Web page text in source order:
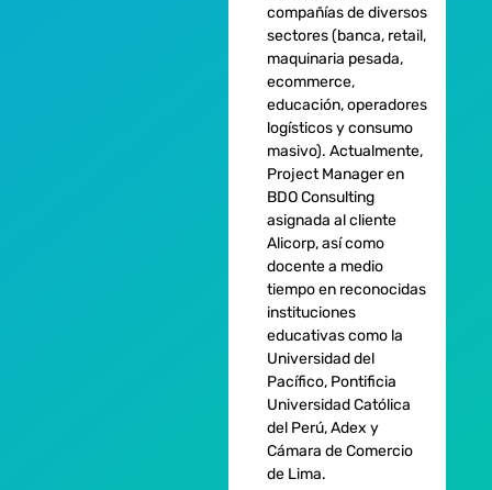
compañías de diversos
sectores (banca, retail,
maquinaria pesada,
ecommerce,
educación, operadores
logísticos y consumo
masivo). Actualmente,
Project Manager en
BDO Consulting
asignada al cliente
Alicorp, así como
docente a medio
tiempo en reconocidas
instituciones
educativas como la
Universidad del
Pacífico, Pontificia
Universidad Católica
del Perú, Adex y
Cámara de Comercio
de Lima.